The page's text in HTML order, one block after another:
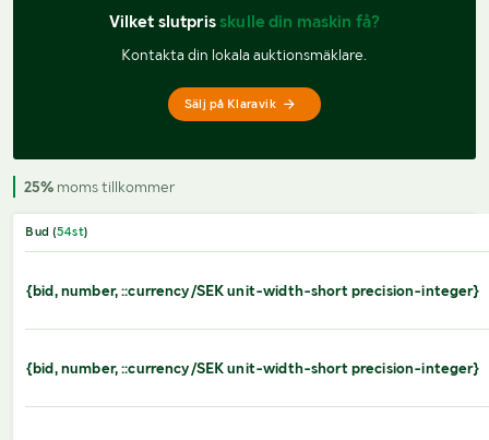
Vilket slutpris skulle din maskin få?
Kontakta din lokala auktionsmäklare.
Sälj på Klaravik
25% moms tillkommer
Bud (54st)
{bid, number, ::currency/SEK unit-width-short precision-integer}
{bid, number, ::currency/SEK unit-width-short precision-integer}